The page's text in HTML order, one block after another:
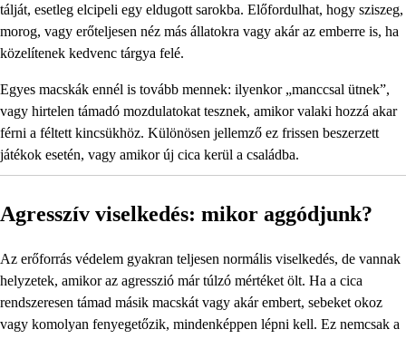
tálját, esetleg elcipeli egy eldugott sarokba. Előfordulhat, hogy sziszeg,
morog, vagy erőteljesen néz más állatokra vagy akár az emberre is, ha
közelítenek kedvenc tárgya felé.
Egyes macskák ennél is tovább mennek: ilyenkor „manccsal ütnek”,
vagy hirtelen támadó mozdulatokat tesznek, amikor valaki hozzá akar
férni a féltett kincsükhöz. Különösen jellemző ez frissen beszerzett
játékok esetén, vagy amikor új cica kerül a családba.
Agresszív viselkedés: mikor aggódjunk?
Az erőforrás védelem gyakran teljesen normális viselkedés, de vannak
helyzetek, amikor az agresszió már túlzó mértéket ölt. Ha a cica
rendszeresen támad másik macskát vagy akár embert, sebeket okoz
vagy komolyan fenyegetőzik, mindenképpen lépni kell. Ez nemcsak a